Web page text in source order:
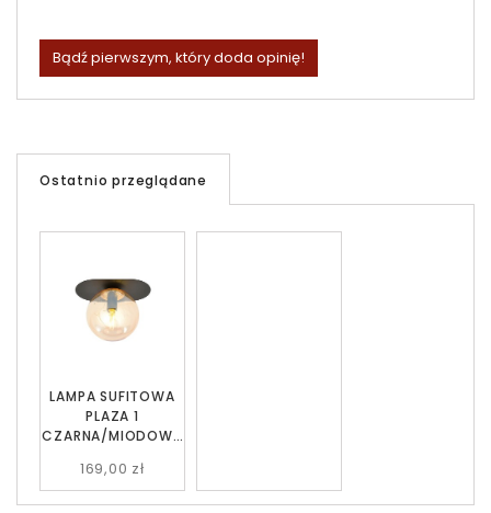
Bądź pierwszym, który doda opinię!
Ostatnio przeglądane
LAMPA SUFITOWA
PLAZA 1
CZARNA/MIODOWA
169,00 zł